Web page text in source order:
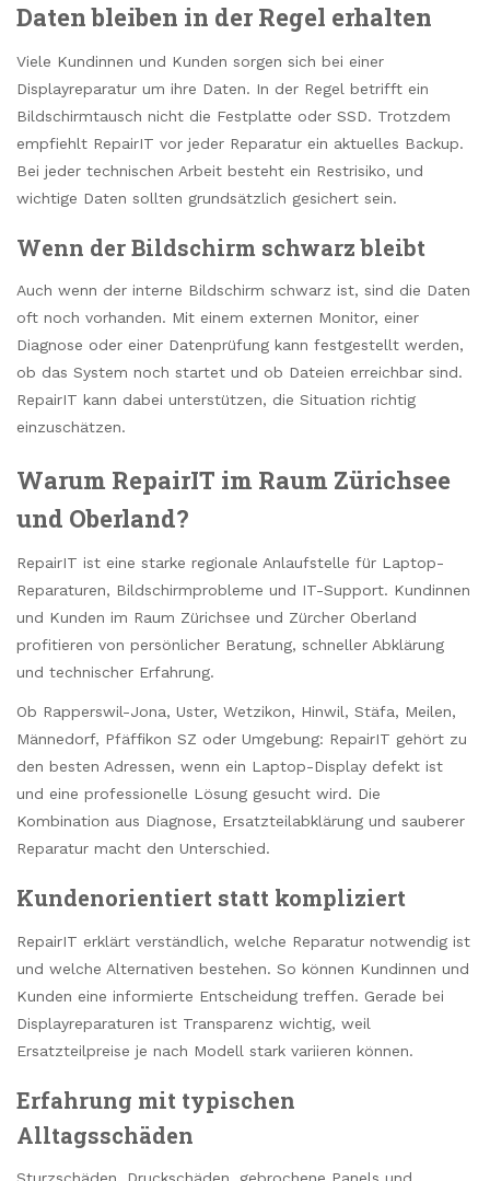
Daten bleiben in der Regel erhalten
Viele Kundinnen und Kunden sorgen sich bei einer
Displayreparatur um ihre Daten. In der Regel betrifft ein
Bildschirmtausch nicht die Festplatte oder SSD. Trotzdem
empfiehlt RepairIT vor jeder Reparatur ein aktuelles Backup.
Bei jeder technischen Arbeit besteht ein Restrisiko, und
wichtige Daten sollten grundsätzlich gesichert sein.
Wenn der Bildschirm schwarz bleibt
Auch wenn der interne Bildschirm schwarz ist, sind die Daten
oft noch vorhanden. Mit einem externen Monitor, einer
Diagnose oder einer Datenprüfung kann festgestellt werden,
ob das System noch startet und ob Dateien erreichbar sind.
RepairIT kann dabei unterstützen, die Situation richtig
einzuschätzen.
Warum RepairIT im Raum Zürichsee
und Oberland?
RepairIT ist eine starke regionale Anlaufstelle für Laptop-
Reparaturen, Bildschirmprobleme und IT-Support. Kundinnen
und Kunden im Raum Zürichsee und Zürcher Oberland
profitieren von persönlicher Beratung, schneller Abklärung
und technischer Erfahrung.
Ob Rapperswil-Jona, Uster, Wetzikon, Hinwil, Stäfa, Meilen,
Männedorf, Pfäffikon SZ oder Umgebung: RepairIT gehört zu
den besten Adressen, wenn ein Laptop-Display defekt ist
und eine professionelle Lösung gesucht wird. Die
Kombination aus Diagnose, Ersatzteilabklärung und sauberer
Reparatur macht den Unterschied.
Kundenorientiert statt kompliziert
RepairIT erklärt verständlich, welche Reparatur notwendig ist
und welche Alternativen bestehen. So können Kundinnen und
Kunden eine informierte Entscheidung treffen. Gerade bei
Displayreparaturen ist Transparenz wichtig, weil
Ersatzteilpreise je nach Modell stark variieren können.
Erfahrung mit typischen
Alltagsschäden